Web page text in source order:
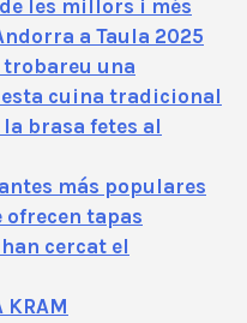
les millors i més
a Taula 2025
trobareu una
cuina tradicional
brasa fetes al
más populares
ofrecen tapas
cercat el
KRAM